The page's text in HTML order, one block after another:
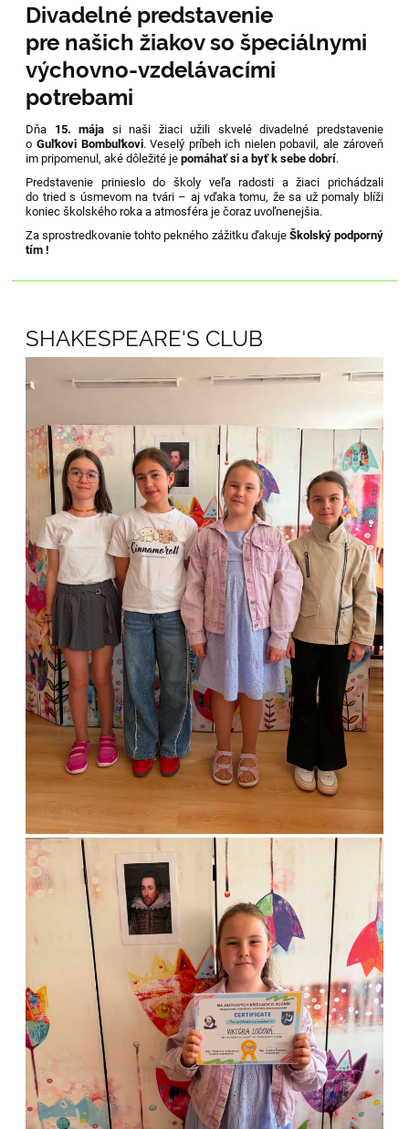
Divadelné predstavenie
pre našich žiakov so špeciálnymi
výchovno-vzdelávacími
potrebami
Dňa 15. mája si naši žiaci užili skvelé divadelné predstavenie
o Guľkovi Bombuľkovi. Veselý príbeh ich nielen pobavil, ale zároveň
im pripomenul, aké dôležité jepomáhať si a byť k sebe dobrí.
Predstavenie prinieslo do školy veľa radosti a žiaci prichádzali
do tried s úsmevom na tvári – aj vďaka tomu, že sa už pomaly blíži
koniec školského roka a atmosféra je čoraz uvoľnenejšia.
Za sprostredkovanie tohto pekného zážitku ďakuje Školský podporný
tím !
SHAKESPEARE'S CLUB